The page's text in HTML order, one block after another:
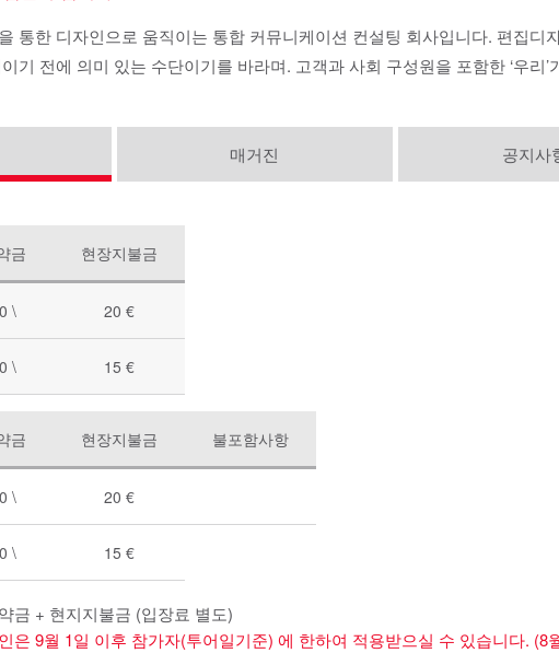
통한 디자인으로 움직이는 통합 커뮤니케이션 컨설팅 회사입니다. 편집디
기 전에 의미 있는 수단이기를 바라며. 고객과 사회 구성원을 포함한 ‘우리
매거진 공지사
금 현장지불금
\ 20 €
\ 15 €
금 현장지불금 불포함사항
\ 20 €
\ 15 €
금 + 현지지불금 (입장료 별도)
은 9월 1일 이후 참가자(투어일기준) 에 한하여 적용받으실 수 있습니다. (8